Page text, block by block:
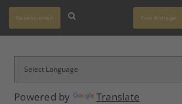
Powered by Translate
Rezensionen Ihre Anfrage